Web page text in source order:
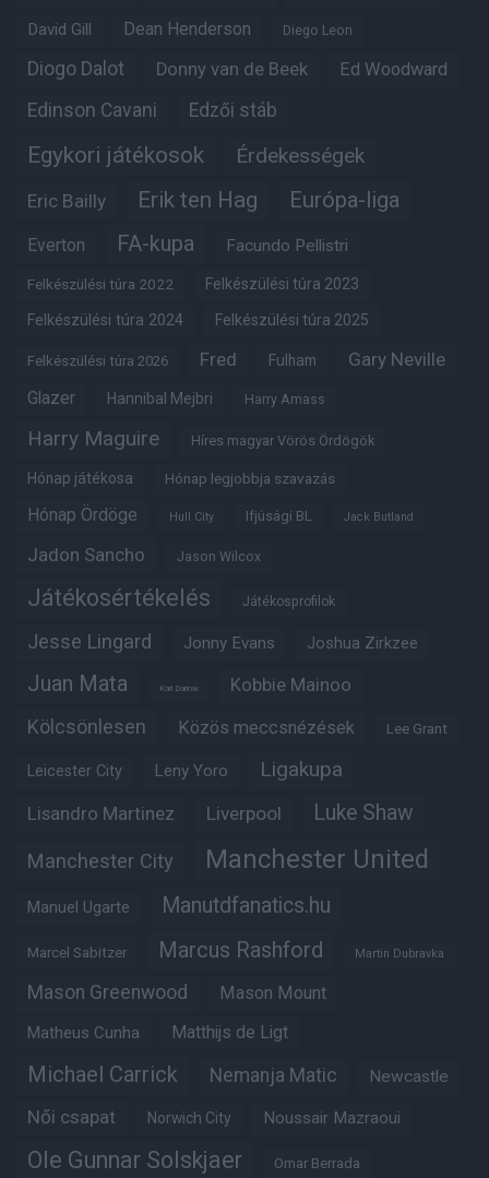
David Gill Dean Henderson Diego Leon
Diogo Dalot Donny van de Beek Ed Woodward
Edinson Cavani Edzői stáb
Egykori játékosok Érdekességek
Eric Bailly Erik ten Hag Európa-liga
Everton FA-kupa Facundo Pellistri
Felkészülési túra 2022 Felkészülési túra 2023
Felkészülési túra 2024 Felkészülési túra 2025
Felkészülési túra 2026 Fred Fulham Gary Neville
Glazer Hannibal Mejbri Harry Amass
Harry Maguire Híres magyar Vörös Ördögök
Hónap játékosa Hónap legjobbja szavazás
Hónap Ördöge Hull City Ifjúsági BL Jack Butland
Jadon Sancho Jason Wilcox
Játékosértékelés Játékosprofilok
Jesse Lingard Jonny Evans Joshua Zirkzee
Juan Mata Karl Darlow Kobbie Mainoo
Kölcsönlesen Közös meccsnézések Lee Grant
Leicester City Leny Yoro Ligakupa
Lisandro Martinez Liverpool Luke Shaw
Manchester City Manchester United
Manuel Ugarte Manutdfanatics.hu
Marcel Sabitzer Marcus Rashford Martin Dubravka
Mason Greenwood Mason Mount
Matheus Cunha Matthijs de Ligt
Michael Carrick Nemanja Matic Newcastle
Női csapat Norwich City Noussair Mazraoui
Ole Gunnar Solskjaer Omar Berrada